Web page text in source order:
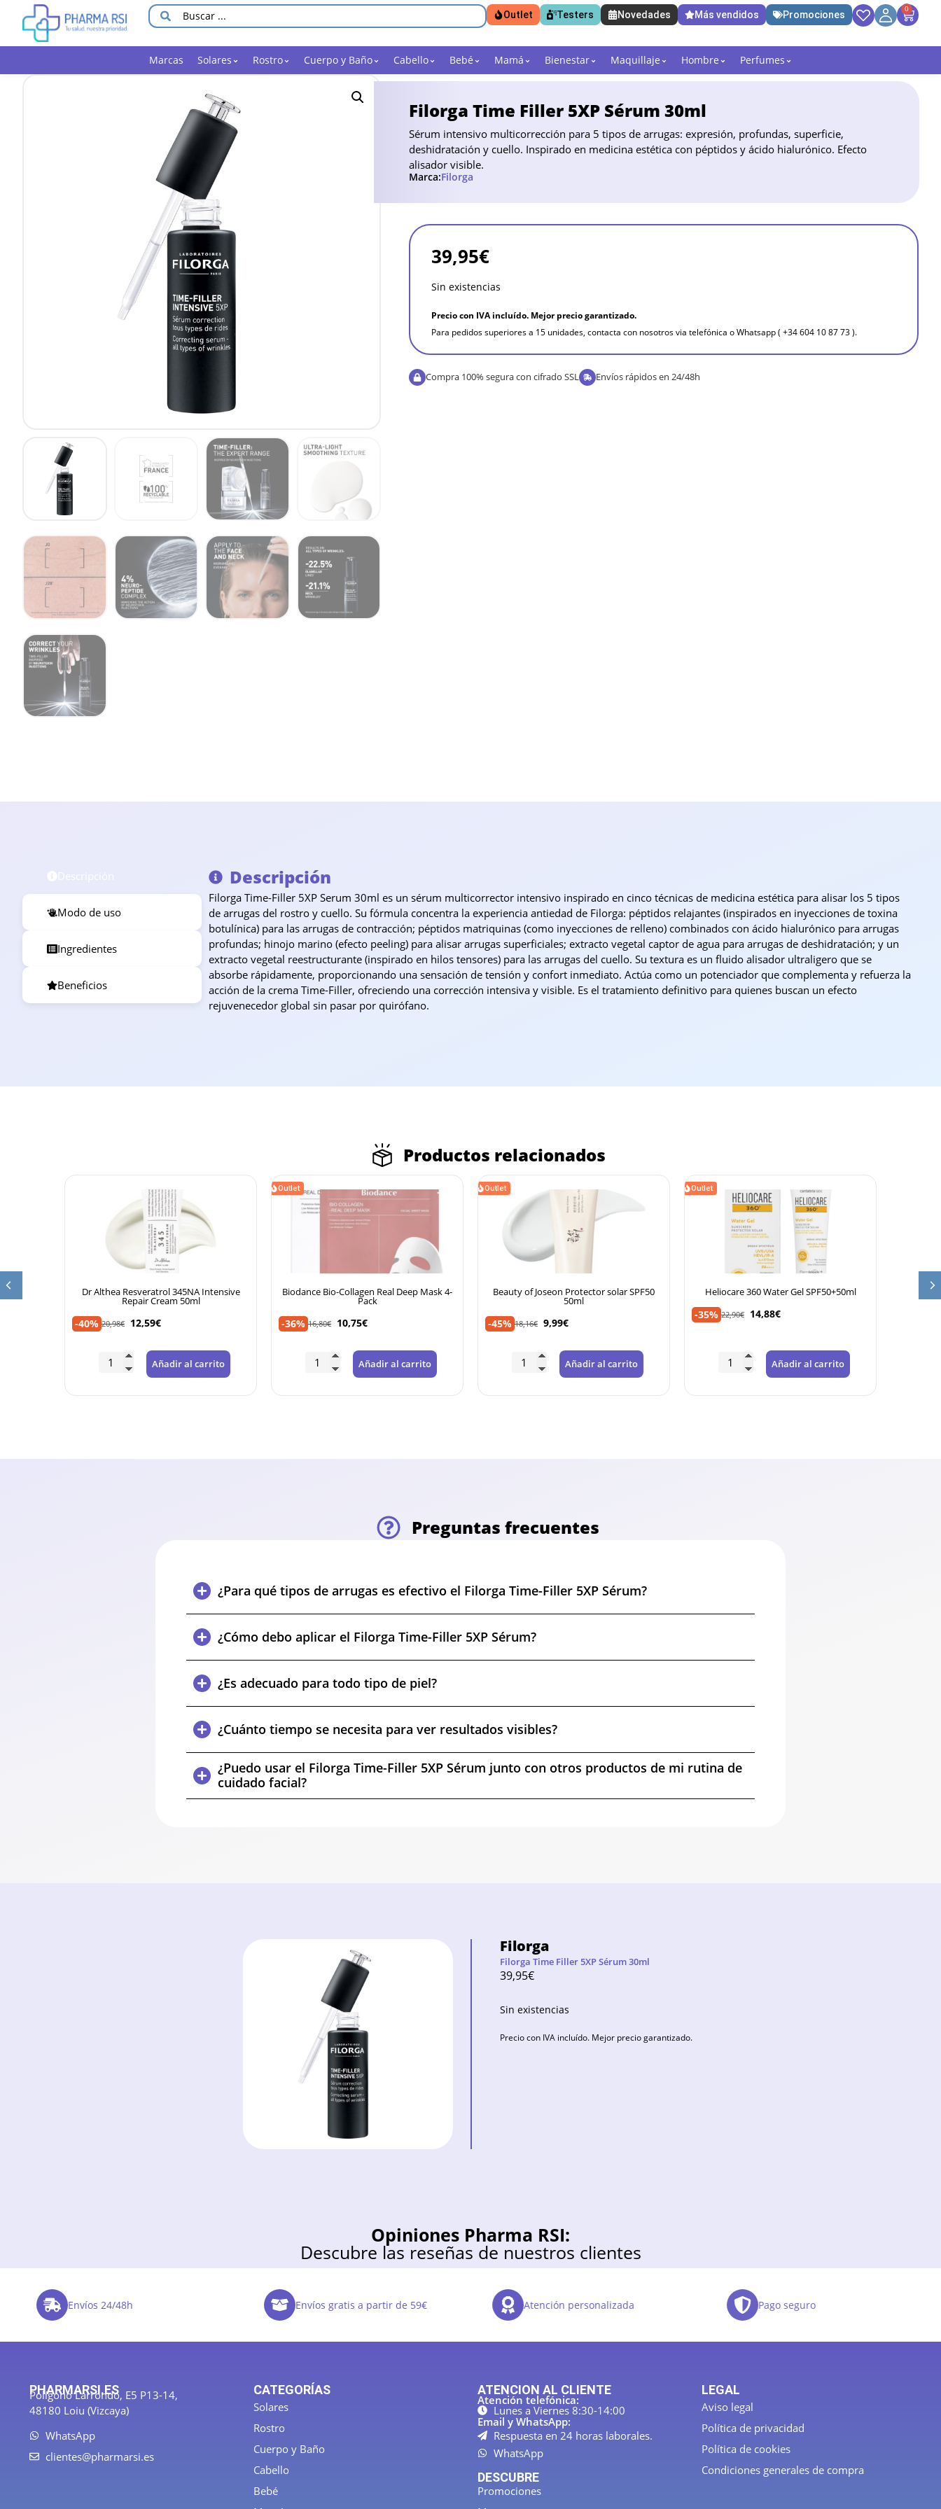
Outlet Testers Novedades Más vendidos Promociones
0
Marcas Solares Rostro Cuerpo y Baño Cabello Bebé Mamá Bienestar Maquillaje Hombre Perfumes
Filorga Time Filler 5XP Sérum 30ml
Sérum intensivo multicorrección para 5 tipos de arrugas: expresión, profundas, superficie,
deshidratación y cuello. Inspirado en medicina estética con péptidos y ácido hialurónico. Efecto
alisador visible.
Marca:Filorga
39,95€
Sin existencias
Precio con IVA incluído. Mejor precio garantizado.
Para pedidos superiores a 15 unidades, contacta con nosotros via telefónica o Whatsapp ( +34 604 10 87 73 ).
Compra 100% segura con cifrado SSL Envíos rápidos en 24/48h
Modo de uso
Ingredientes
Beneficios
Descripción
Filorga Time-Filler 5XP Serum 30ml es un sérum multicorrector intensivo inspirado en cinco técnicas de medicina estética para alisar los 5 tipos
de arrugas del rostro y cuello. Su fórmula concentra la experiencia antiedad de Filorga: péptidos relajantes (inspirados en inyecciones de toxina
botulínica) para las arrugas de contracción; péptidos matriquinas (como inyecciones de relleno) combinados con ácido hialurónico para arrugas
profundas; hinojo marino (efecto peeling) para alisar arrugas superficiales; extracto vegetal captor de agua para arrugas de deshidratación; y un
extracto vegetal reestructurante (inspirado en hilos tensores) para las arrugas del cuello. Su textura es un fluido alisador ultraligero que se
absorbe rápidamente, proporcionando una sensación de tensión y confort inmediato. Actúa como un potenciador que complementa y refuerza la
acción de la crema Time-Filler, ofreciendo una corrección intensiva y visible. Es el tratamiento definitivo para quienes buscan un efecto
rejuvenecedor global sin pasar por quirófano.
Productos relacionados
MAGIC Dr Althea Resveratrol 345NA Intensive
Repair Cream 50ml
-40% 20,98€ 12,59€
Añadir al carrito
Outlet
Biodance Bio-Collagen Real Deep Mask 4-
Pack
-36% 16,80€ 10,75€
Añadir al carrito
Outlet
Beauty of Joseon Protector solar SPF50
50ml
-45% 18,16€ 9,99€
Añadir al carrito
Outlet
Heliocare 360 Water Gel SPF50+50ml
-35% 22,90€ 14,88€
Añadir al carrito
Preguntas frecuentes
¿Para qué tipos de arrugas es efectivo el Filorga Time-Filler 5XP Sérum?
¿Cómo debo aplicar el Filorga Time-Filler 5XP Sérum?
¿Es adecuado para todo tipo de piel?
¿Cuánto tiempo se necesita para ver resultados visibles?
¿Puedo usar el Filorga Time-Filler 5XP Sérum junto con otros productos de mi rutina de
cuidado facial?
Filorga
Filorga Time Filler 5XP Sérum 30ml
39,95€
Sin existencias
Precio con IVA incluído. Mejor precio garantizado.
Opiniones Pharma RSI:
Descubre las reseñas de nuestros clientes
Envíos 24/48h Envíos gratis a partir de 59€ Atención personalizada Pago seguro
PHARMARSI.ES
Polígono Larrondo, E5 P13-14,
48180 Loiu (Vizcaya)
WhatsApp
clientes@pharmarsi.es
CATEGORÍAS
Solares
Rostro
Cuerpo y Baño
Cabello
Bebé
ATENCION AL CLIENTE
Atención telefónica:
Lunes a Viernes 8:30-14:00
Email y WhatsApp:
Respuesta en 24 horas laborales.
WhatsApp
DESCUBRE
Promociones
LEGAL
Aviso legal
Política de privacidad
Política de cookies
Condiciones generales de compra
5% DTO PARA PEDIDOS
SUPERIORES A 120€
Descuento automático en tu carrito por compras
superiores a 120€. No acumulable con otros cupones.